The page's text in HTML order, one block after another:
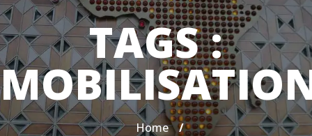
TAGS :
Home /